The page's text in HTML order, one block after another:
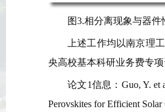
图3.相分离现象与器
上述工作均以南京理
央高校基本科研业务费专
论文1信息：Guo, Y. et
Perovskites for Efficient